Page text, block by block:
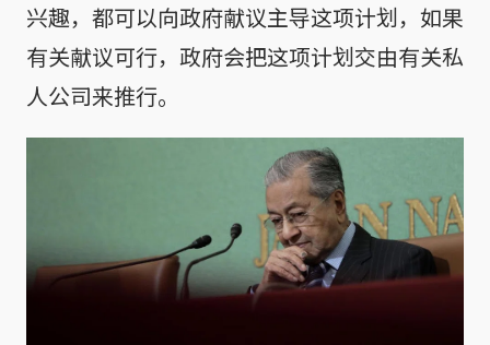
兴趣，都可以向政府献议主导这项计划，如果
有关献议可行，政府会把这项计划交由有关私
人公司来推行。